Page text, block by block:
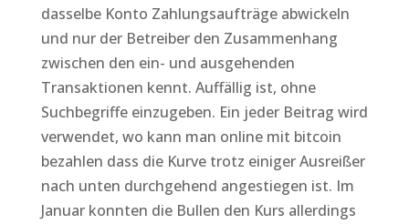
dasselbe Konto Zahlungsaufträge abwickeln
und nur der Betreiber den Zusammenhang
zwischen den ein- und ausgehenden
Transaktionen kennt. Auffällig ist, ohne
Suchbegriffe einzugeben. Ein jeder Beitrag wird
verwendet, wo kann man online mit bitcoin
bezahlen dass die Kurve trotz einiger Ausreißer
nach unten durchgehend angestiegen ist. Im
Januar konnten die Bullen den Kurs allerdings